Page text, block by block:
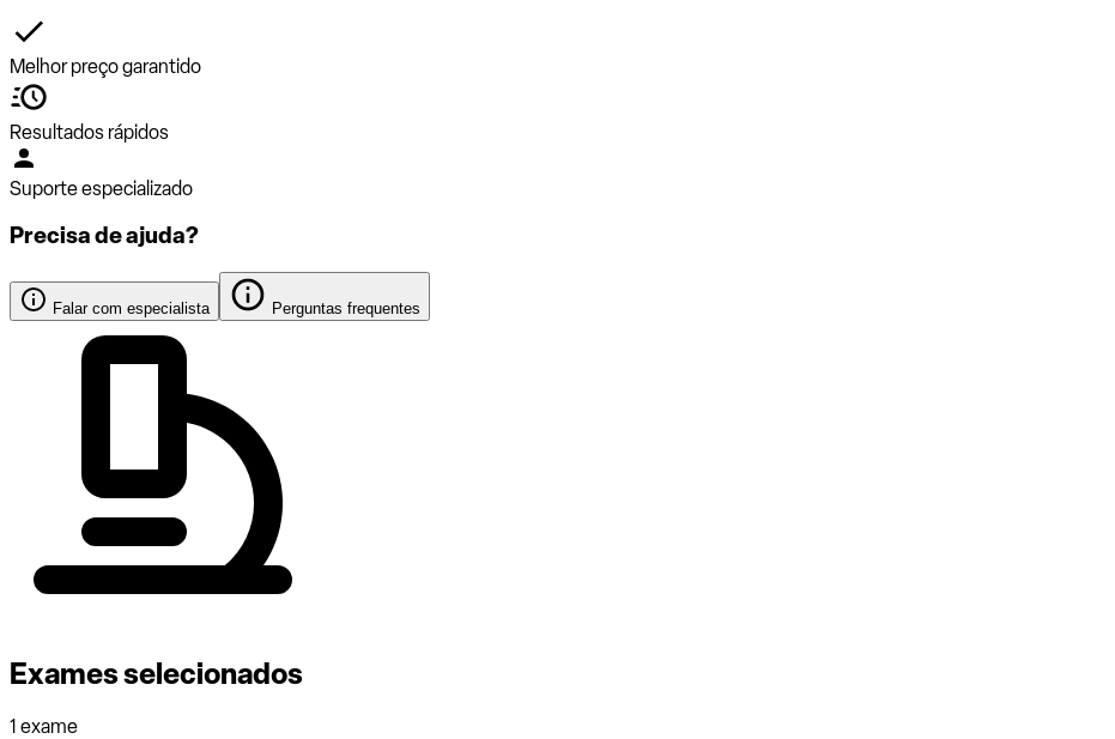
Melhor preço garantido
Resultados rápidos
Suporte especializado
Precisa de ajuda?
Falar com especialista Perguntas frequentes
Exames selecionados
1 exame